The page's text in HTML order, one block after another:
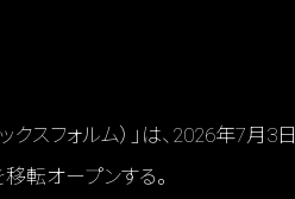
クスフォルム）」は、2026年7月3日
移転オープンする。